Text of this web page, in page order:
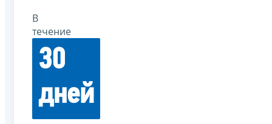
В
течение
30
дней